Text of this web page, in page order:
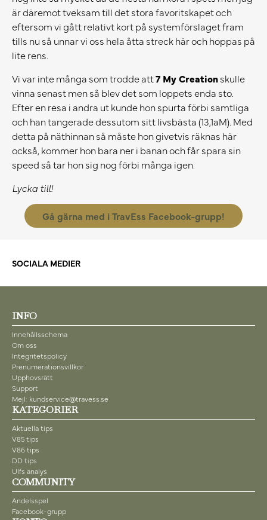
är däremot tveksam till det stora favoritskapet och
eftersom vi gått relativt kort på systemförslaget fram
tills nu så unnar vi oss hela åtta streck här och hoppas på
lite rens.
Vi var inte många som trodde att7 My Creationskulle
vinna senast men så blev det som loppets enda sto.
Efter en resa i andra ut kunde hon spurta förbi samtliga
och han tangerade dessutom sitt livsbästa (13,1aM). Med
detta på näthinnan så måste hon givetvis räknas här
också, kommer hon bara ner i banan och får spara sin
speed så tar hon sig nog förbi många igen.
Lycka till!
Gå gärna med i TravEss Facebook-grupp!
SOCIALA MEDIER
INFO
Innehållsschema
Om oss
Integritetspolicy
Prenumerationsvillkor
Upphovsrätt
Support
Mejl: kundservice@travess.se
KATEGORIER
Aktuella tips
V85 tips
V86 tips
DD tips
Ulfs analys
COMMUNITY
Andelsspel
Facebook-grupp